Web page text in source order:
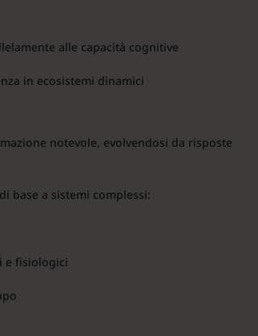
alle capacità cognitive
in ecosistemi dinamici
notevole, evolvendosi da risposte
base a sistemi complessi:
e fisiologici